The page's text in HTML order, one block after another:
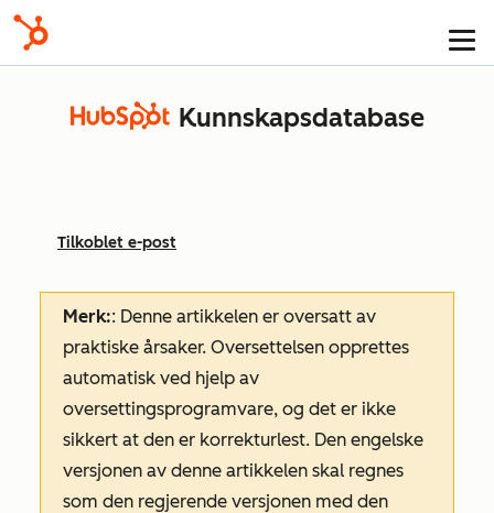
Kunnskapsdatabase
Tilkoblet e-post
Merk:: Denne artikkelen er oversatt av
praktiske årsaker. Oversettelsen opprettes
automatisk ved hjelp av
oversettingsprogramvare, og det er ikke
sikkert at den er korrekturlest. Den engelske
versjonen av denne artikkelen skal regnes
som den regjerende versjonen med den